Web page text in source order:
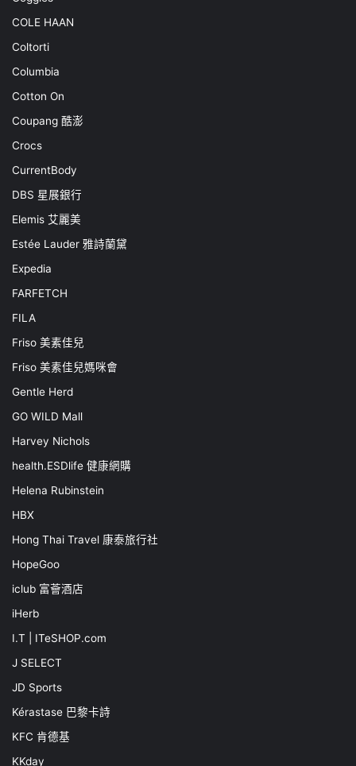
COLE HAAN
Coltorti
Columbia
Cotton On
Coupang 酷澎
Crocs
CurrentBody
DBS 星展銀行
Elemis 艾麗美
Estée Lauder 雅詩蘭黛
Expedia
FARFETCH
FILA
Friso 美素佳兒
Friso 美素佳兒媽咪會
Gentle Herd
GO WILD Mall
Harvey Nichols
health.ESDlife 健康網購
Helena Rubinstein
HBX
Hong Thai Travel 康泰旅行社
HopeGoo
iclub 富薈酒店
iHerb
I.T | ITeSHOP.com
J SELECT
JD Sports
Kérastase 巴黎卡詩
KFC 肯德基
KKday